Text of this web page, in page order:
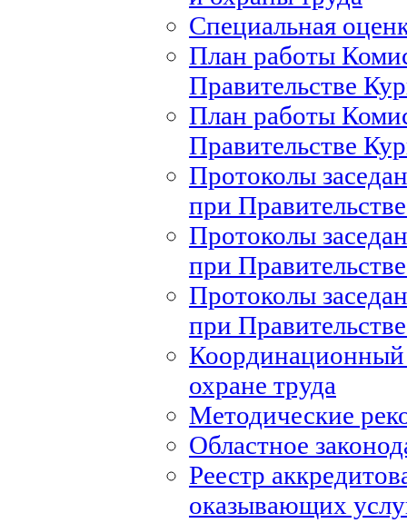
Специальная
План работы
Правительстве
План работы
Правительстве
Протоколы
при
Протоколы
при
Протоколы
при
Координационный
охране труда
Методические
Областное
Реестр
оказывающих